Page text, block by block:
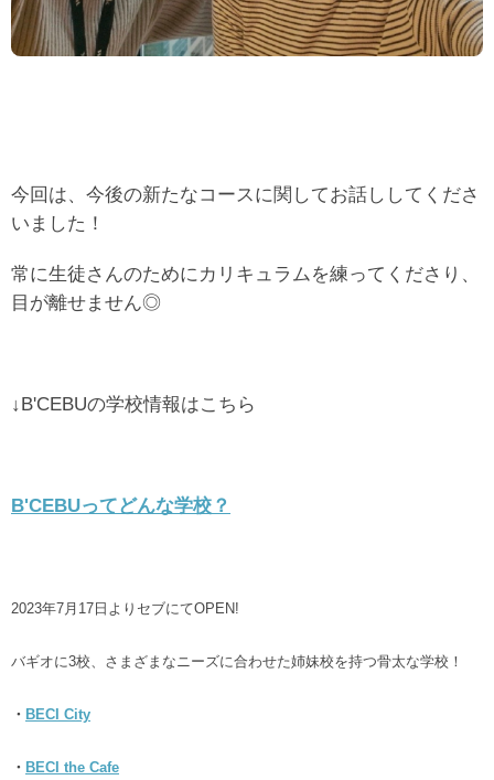
今回は、今後の新たなコースに関してお話ししてくださ
いました！
常に生徒さんのためにカリキュラムを練ってくださり、
目が離せません◎
↓B'CEBUの学校情報はこちら
B'CEBUってどんな学校？
2023年7月17日よりセブにてOPEN!
バギオに3校、 さまざまなニーズに合わせた姉妹校を持つ骨太な学校！
・ BECI City
・ BECI the Cafe